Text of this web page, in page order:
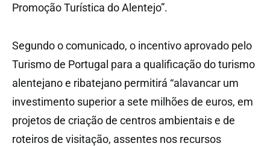
Promoção Turística do Alentejo”.
Segundo o comunicado, o incentivo aprovado pelo
Turismo de Portugal para a qualificação do turismo
alentejano e ribatejano permitirá “alavancar um
investimento superior a sete milhões de euros, em
projetos de criação de centros ambientais e de
roteiros de visitação, assentes nos recursos